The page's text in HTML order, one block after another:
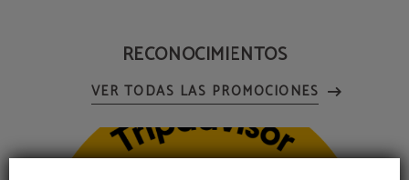
RECONOCIMIENTOS